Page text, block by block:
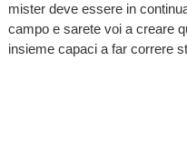
mister deve essere in
campo e sarete voi a creare
insieme capaci a far correre